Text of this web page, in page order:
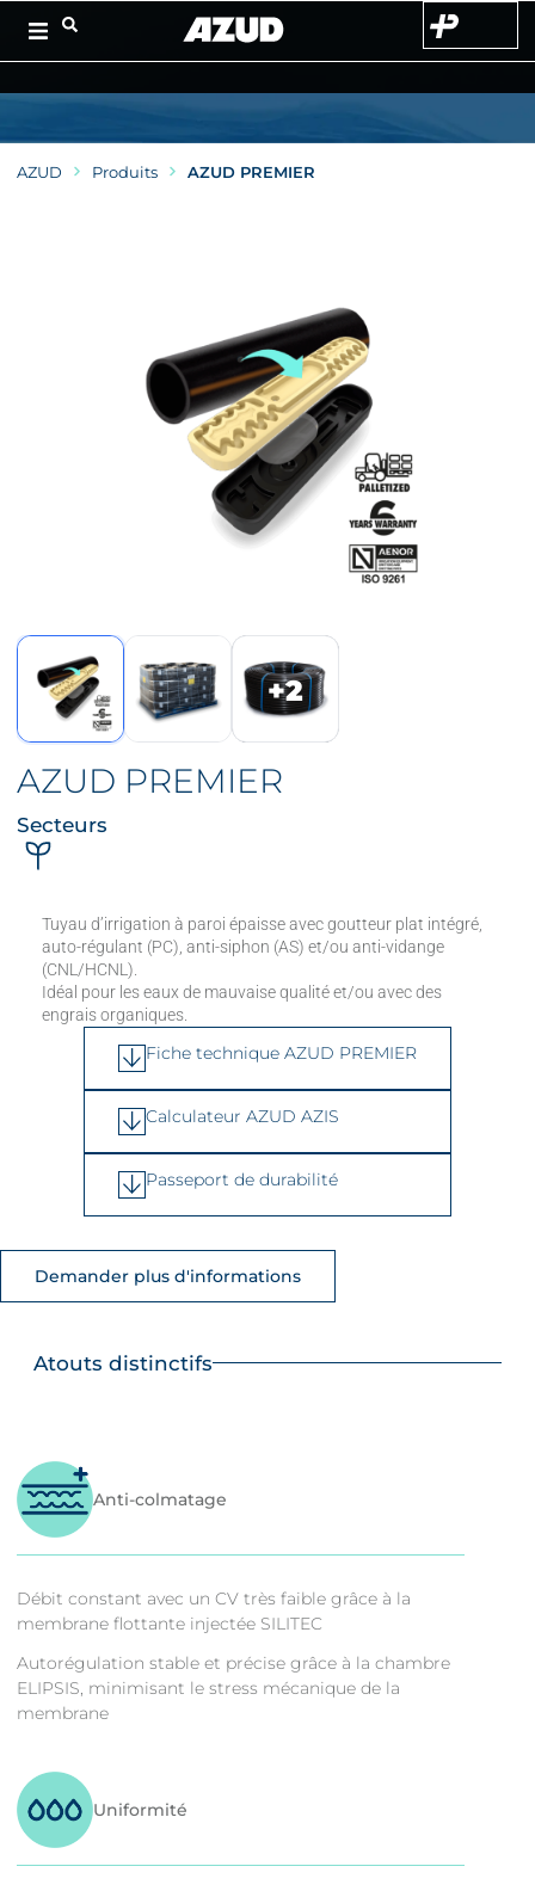
AZUD Produits AZUD PREMIER
+2
AZUD PREMIER
Secteurs
Tuyau d’irrigation à paroi épaisse avec goutteur plat intégré,
auto-régulant (PC), anti-siphon (AS) et/ou anti-vidange
(CNL/HCNL).
Idéal pour les eaux de mauvaise qualité et/ou avec des
engrais organiques.
Fiche technique AZUD PREMIER
Calculateur AZUD AZIS
Passeport de durabilité
Demander plus d'informations
Atouts distinctifs
Anti-colmatage
Débit constant avec un CV très faible grâce à la
membrane flottante injectée SILITEC
Autorégulation stable et précise grâce à la chambre
ELIPSIS, minimisant le stress mécanique de la
membrane
Uniformité